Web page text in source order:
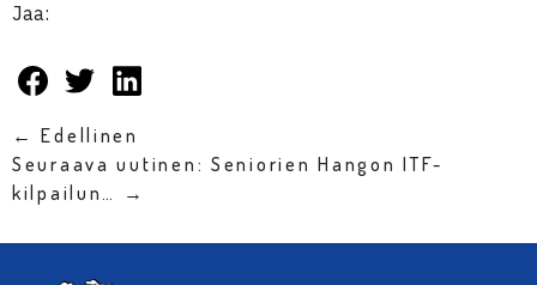
Jaa:
← Edellinen
Seuraava uutinen: Seniorien Hangon ITF-
kilpailun… →